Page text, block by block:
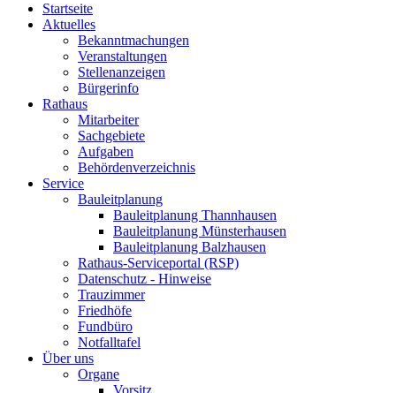
Startseite
Aktuelles
Bekanntmachungen
Veranstaltungen
Stellenanzeigen
Bürgerinfo
Rathaus
Mitarbeiter
Sachgebiete
Aufgaben
Behördenverzeichnis
Service
Bauleitplanung
Bauleitplanung Thannhausen
Bauleitplanung Münsterhausen
Bauleitplanung Balzhausen
Rathaus-Serviceportal (RSP)
Datenschutz - Hinweise
Trauzimmer
Friedhöfe
Fundbüro
Notfalltafel
Über uns
Organe
Vorsitz